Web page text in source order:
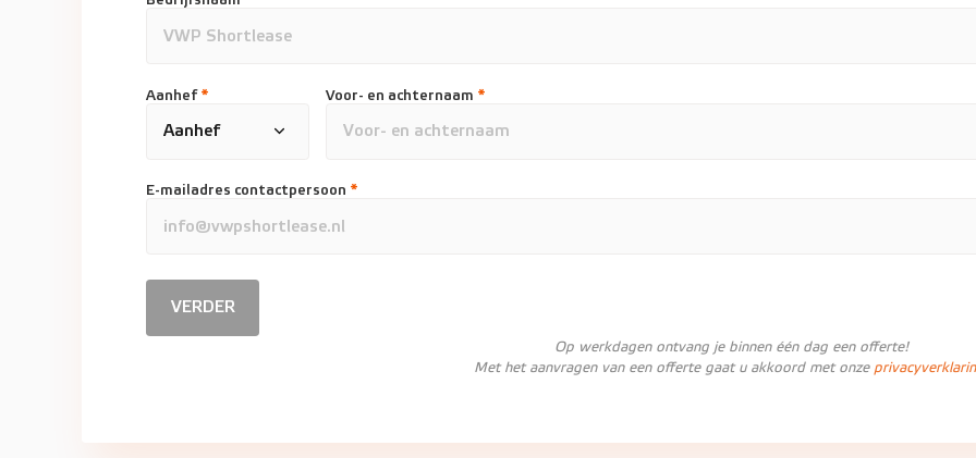
Aanhef* Voor- en achternaam *
E-mailadres contactpersoon *
VERDER
Op werkdagen ontvang je binnen één dag een offerte!
Met het aanvragen van een offerte gaat u akkoord met onze